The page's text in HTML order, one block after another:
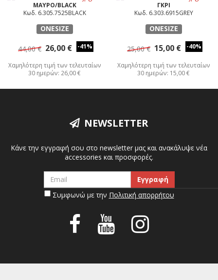
ΜΑΥΡΟ/BLACK
Κωδ. 6.305.7525BLACK
ONESIZE
44,00 € 26,00 € -41%
Χαμηλότερη τιμή των τελευταίων
30 ημερών: 26,00 €
ΓΚΡΙ
Κωδ. 6.303.6915GREY
ONESIZE
25,00 € 15,00 € -40%
Χαμηλότερη τιμή των τελευταίων
30 ημερών: 15,00 €
NEWSLETTER
Κάνε την εγγραφή σου στο newsletter μας και ανακάλυψε νέα
accessories και προσφορές.
Συμφωνώ με την Πολιτική απορρήτου